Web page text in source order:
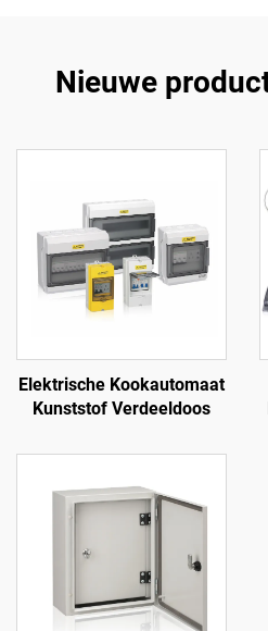
Nieuwe
Elektrische Kookautomaat
Kunststof Verdeeldoos